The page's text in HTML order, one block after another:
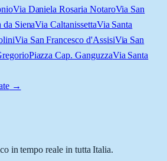
Via Daniela Rosaria NotaroVia San
da SienaVia CaltanissettaVia Santa
Via San Francesco d'AssisiVia San
Piazza Cap. GanguzzaVia Santa
→
in tempo reale in tutta Italia.